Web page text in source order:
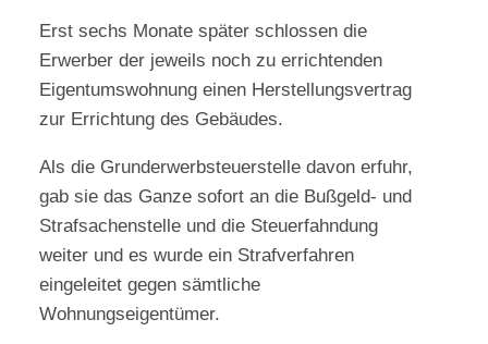
Erst sechs Monate später schlossen die
Erwerber der jeweils noch zu errichtenden
Eigentumswohnung einen Herstellungsvertrag
zur Errichtung des Gebäudes.
Als die Grunderwerbsteuerstelle davon erfuhr,
gab sie das Ganze sofort an die Bußgeld- und
Strafsachenstelle und die Steuerfahndung
weiter und es wurde ein Strafverfahren
eingeleitet gegen sämtliche
Wohnungseigentümer.